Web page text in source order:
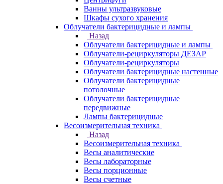
Ванны ультразвуковые
Шкафы сухого хранения
Облучатели бактерицидные и лампы
Назад
Облучатели бактерицидные и лампы
Облучатели-рециркуляторы ДЕЗАР
Облучатели-рециркуляторы
Облучатели бактерицидные настенные
Облучатели бактерицидные
потолочные
Облучатели бактерицидные
передвижные
Лампы бактерицидные
Весоизмерительная техника
Назад
Весоизмерительная техника
Весы аналитические
Весы лабораторные
Весы порционные
Весы счетные